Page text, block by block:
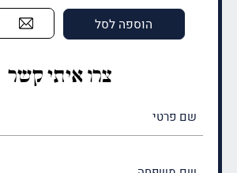
הוספה לסל
צרו איתי קשר
(חובה)